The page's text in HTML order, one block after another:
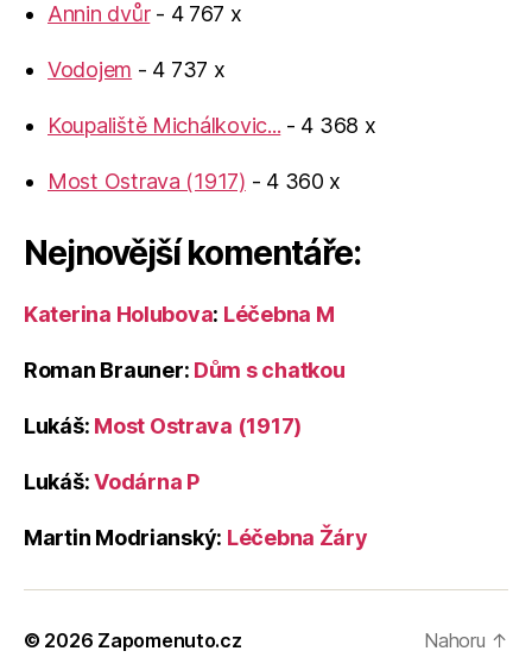
Annin dvůr- 4 767 x
Vodojem - 4 737 x
Koupaliště Michálkovic... - 4 368 x
Most Ostrava (1917) - 4 360 x
Nejnovější komentáře:
Katerina Holubova: Léčebna M
Roman Brauner: Dům s chatkou
Lukáš: Most Ostrava (1917)
Lukáš:Vodárna P
Martin Modrianský: Léčebna Žáry
© 2026 Zapomenuto.cz Nahoru ↑